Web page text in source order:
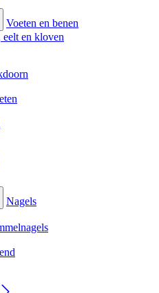
Voeten en benen
en kloven
Nagels